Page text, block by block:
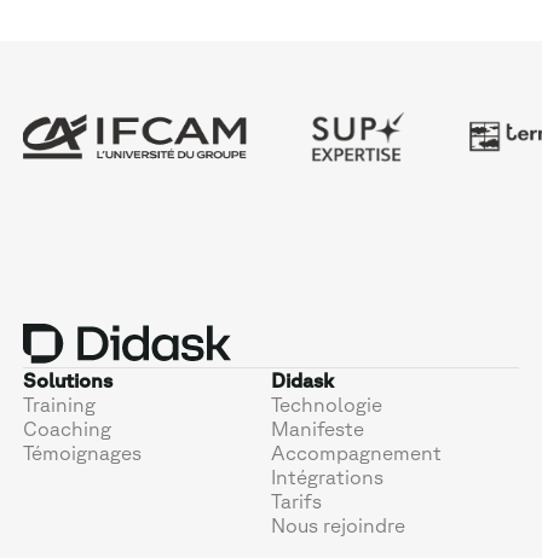
Solutions
Training
Coaching
Témoignages
Didask
Technologie
Manifeste
Accompagnement
Intégrations
Tarifs
Nous rejoindre